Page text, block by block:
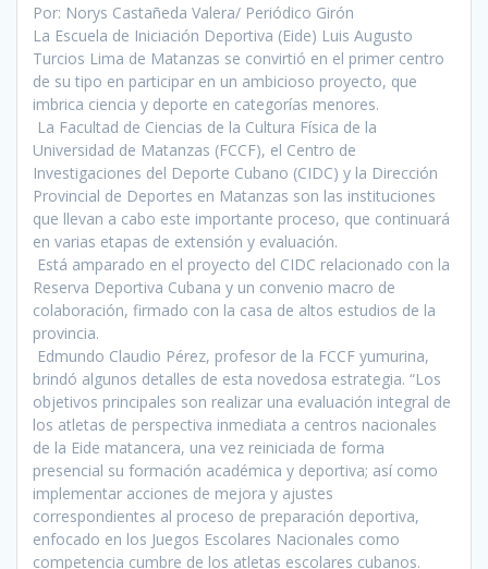
Por: Norys Castañeda Valera/ Periódico Girón
La Escuela de Iniciación Deportiva (Eide) Luis Augusto
Turcios Lima de Matanzas se convirtió en el primer centro
de su tipo en participar en un ambicioso proyecto, que
imbrica ciencia y deporte en categorías menores.
La Facultad de Ciencias de la Cultura Física de la
Universidad de Matanzas (FCCF), el Centro de
Investigaciones del Deporte Cubano (CIDC) y la Dirección
Provincial de Deportes en Matanzas son las instituciones
que llevan a cabo este importante proceso, que continuará
en varias etapas de extensión y evaluación.
Está amparado en el proyecto del CIDC relacionado con la
Reserva Deportiva Cubana y un convenio macro de
colaboración, firmado con la casa de altos estudios de la
provincia.
Edmundo Claudio Pérez, profesor de la FCCF yumurina,
brindó algunos detalles de esta novedosa estrategia. “Los
objetivos principales son realizar una evaluación integral de
los atletas de perspectiva inmediata a centros nacionales
de la Eide matancera, una vez reiniciada de forma
presencial su formación académica y deportiva; así como
implementar acciones de mejora y ajustes
correspondientes al proceso de preparación deportiva,
enfocado en los Juegos Escolares Nacionales como
competencia cumbre de los atletas escolares cubanos.